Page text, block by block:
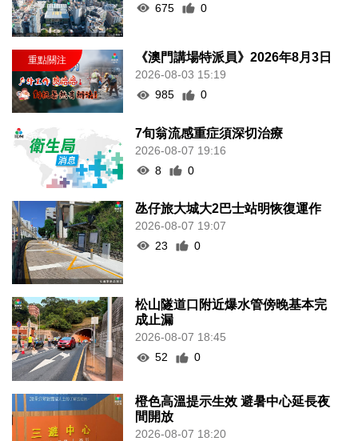
675
0
《澳門講場特派員》2026年8月3日
2026-08-03 15:19
985
0
7旬翁流感重症須深切治療
2026-08-07 19:16
8
0
氹仔旅大城大2巴士站明恢復運作
2026-08-07 19:07
23
0
松山隧道口附近爆水管傍晚基本完
成止漏
2026-08-07 18:45
52
0
橙色高溫提示生效 避暑中心延長夜
間開放
2026-08-07 18:20